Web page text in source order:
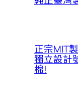
正宗MIT
獨立設計
棉!